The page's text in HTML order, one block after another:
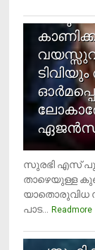
രണ്ടു
സുരഭി എസ്
താഴെയുള്ള
യാതൊരുവിധ
പാട...
Readmore